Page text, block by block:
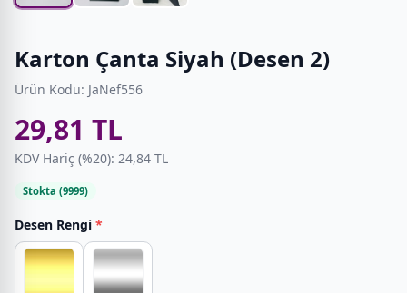
Karton Çanta Siyah (Desen 2)
Ürün Kodu: JaNef556
29,81 TL
KDV Hariç (%20): 24,84 TL
Stokta (9999)
Desen Rengi *